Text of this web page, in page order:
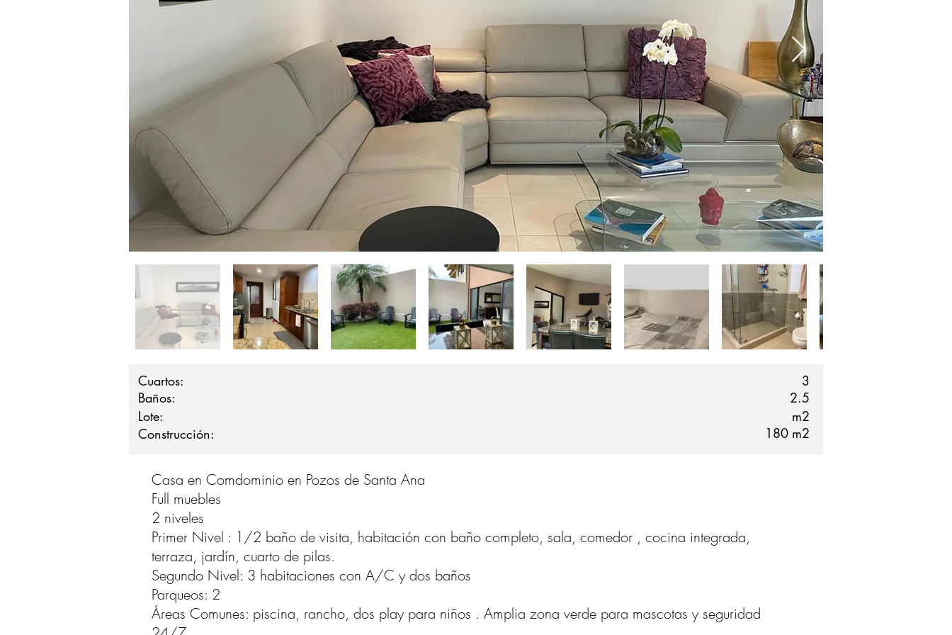
Cuartos:
Baños:
Lote:
Construcción:
3
2.5
180
m2
m2
Casa en Comdominio en Pozos de Santa Ana
Full muebles
2 niveles
Primer Nivel : 1/2 baño de visita, habitación con baño completo, sala, comedor , cocina integrada,
terraza, jardín, cuarto de pilas.
Segundo Nivel: 3 habitaciones con A/C y dos baños
Parqueos: 2
Áreas Comunes: piscina, rancho, dos play para niños . Amplia zona verde para mascotas y seguridad